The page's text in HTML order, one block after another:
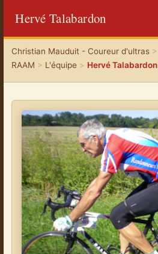
Hervé Talabardon
Christian Mauduit - Coureur d'ultras>
RAAM > L'équipe > Hervé Talabardon